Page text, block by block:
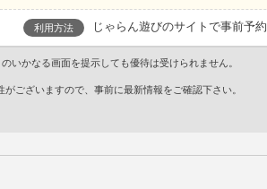
利用方法 じゃらん遊びのサイトで事前予約
いかなる画面を提示しても優待は受けられません。
ございますので、事前に最新情報をご確認下さい。